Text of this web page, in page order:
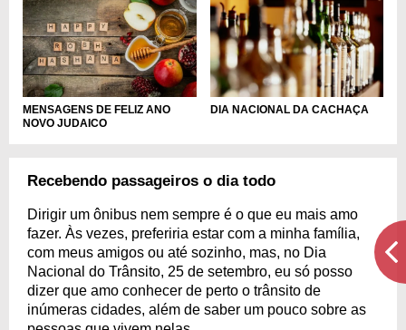
MENSAGENS DE FELIZ ANO
NOVO JUDAICO
DIA NACIONAL DA CACHAÇA
Recebendo passageiros o dia todo
Dirigir um ônibus nem sempre é o que eu mais amo
fazer. Às vezes, preferiria estar com a minha família,
com meus amigos ou até sozinho, mas, no Dia
Nacional do Trânsito, 25 de setembro, eu só posso
dizer que amo conhecer de perto o trânsito de
inúmeras cidades, além de saber um pouco sobre as